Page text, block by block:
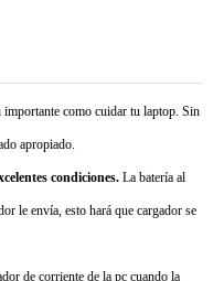
importante como cuidar tu laptop. Sin
apropiado.
condiciones. La batería al
le envía, esto hará que cargador se
de corriente de la pc cuando la